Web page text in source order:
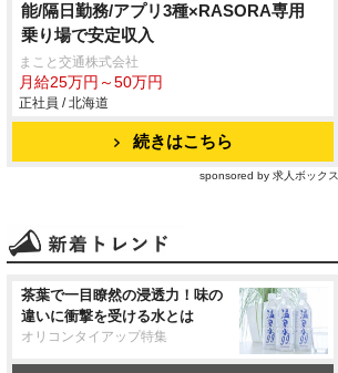
能/隔日勤務/アプリ3種×RASORA専用
乗り場で安定収入
まこと交通株式会社
月給25万円～50万円
正社員 / 北海道
続きはこちら
sponsored by 求人ボックス
茶葉で一目瞭然の浸透力！味の
違いに衝撃を受ける水とは
オリコンタイアップ特集